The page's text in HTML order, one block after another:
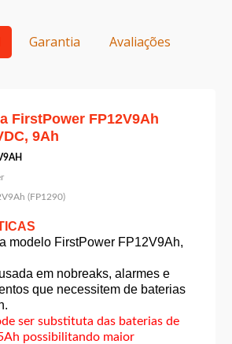
Garantia
Avaliações
FirstPower FP12V9Ah
9Ah
(FP1290)
modelo FirstPower FP12V9Ah,
em nobreaks, alarmes e
que necessitem de baterias
ser substituta das baterias de
possibilitando maior